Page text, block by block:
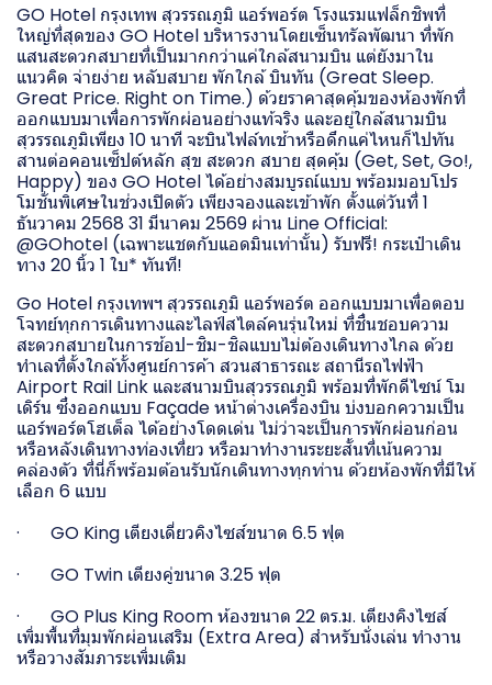
GO Hotel กรุงเทพ สุวรรณภูมิ แอร์พอร์ต โรงแรมแฟล็กชิพที่
ใหญ่ที่สุดของ GO Hotel บริหารงานโดยเซ็นทรัลพัฒนา ที่พัก
แสนสะดวกสบายที่เป็นมากกว่าแค่ใกล้สนามบิน แต่ยังมาใน
แนวคิด จ่ายง่าย หลับสบาย พักใกล้ บินทัน (Great Sleep.
Great Price. Right on Time.) ด้วยราคาสุดคุ้มของห้องพักที่
ออกแบบมาเพื่อการพักผ่อนอย่างแท้จริง และอยู่ใกล้สนามบิน
สุวรรณภูมิเพียง 10 นาที จะบินไฟล์ทเช้าหรือดึกแค่ไหนก็ไปทัน
สานต่อคอนเซ็ปต์หลัก สุข สะดวก สบาย สุดคุ้ม (Get, Set, Go!,
Happy) ของ GO Hotel ได้อย่างสมบูรณ์แบบ พร้อมมอบโปร
โมชั่นพิเศษในช่วงเปิดตัว เพียงจองและเข้าพัก ตั้งแต่วันที่ 1
ธันวาคม 2568 31 มีนาคม 2569 ผ่าน Line Official:
@GOhotel (เฉพาะแชตกับแอดมินเท่านั้น) รับฟรี! กระเป๋าเดิน
ทาง 20 นิ้ว 1 ใบ* ทันที!
Go Hotel กรุงเทพฯ สุวรรณภูมิ แอร์พอร์ต ออกแบบมาเพื่อตอบ
โจทย์ทุกการเดินทางและไลฟ์สไตล์คนรุ่นใหม่ ที่ชื่นชอบความ
สะดวกสบายในการช้อป-ชิม-ชิลแบบไม่ต้องเดินทางไกล ด้วย
ทำเลที่ตั้งใกล้ทั้งศูนย์การค้า สวนสาธารณะ สถานีรถไฟฟ้า
Airport Rail Link และสนามบินสุวรรณภูมิ พร้อมที่พักดีไซน์ โม
เดิร์น ซึ่งออกแบบ Façade หน้าต่างเครื่องบิน บ่งบอกความเป็น
แอร์พอร์ตโฮเต็ล ได้อย่างโดดเด่น ไม่ว่าจะเป็นการพักผ่อนก่อน
หรือหลังเดินทางท่องเที่ยว หรือมาทำงานระยะสั้นที่เน้นความ
คล่องตัว ที่นี่ก็พร้อมต้อนรับนักเดินทางทุกท่าน ด้วยห้องพักที่มีให้
เลือก 6 แบบ
· GO King เตียงเดี่ยวคิงไซส์ขนาด 6.5 ฟุต
· GO Twin เตียงคู่ขนาด 3.25 ฟุต
· GO Plus King Room ห้องขนาด 22 ตร.ม. เตียงคิงไซส์
เพิ่มพื้นที่มุมพักผ่อนเสริม (Extra Area) สำหรับนั่งเล่น ทำงาน
หรือวางสัมภาระเพิ่มเติม